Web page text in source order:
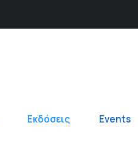
Εκδόσεις Events